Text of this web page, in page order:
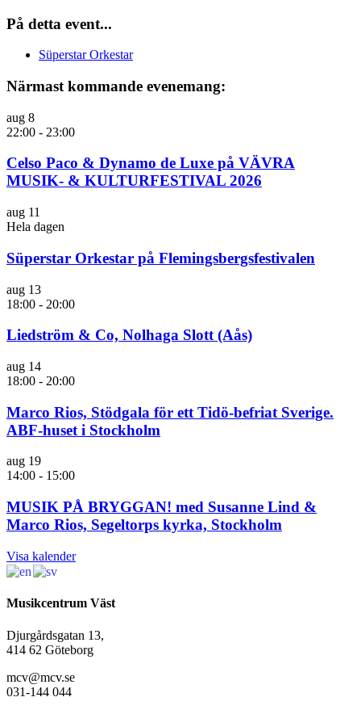
På detta event...
Süperstar Orkestar
Närmast kommande evenemang:
aug 8
22:00 - 23:00
Celso Paco & Dynamo de Luxe på VÄVRA
MUSIK- & KULTURFESTIVAL 2026
aug 11
Hela dagen
Süperstar Orkestar på Flemingsbergsfestivalen
aug 13
18:00 - 20:00
Liedström & Co, Nolhaga Slott (Aås)
aug 14
18:00 - 20:00
Marco Rios, Stödgala för ett Tidö-befriat Sverige.
ABF-huset i Stockholm
aug 19
14:00 - 15:00
MUSIK PÅ BRYGGAN! med Susanne Lind &
Marco Rios, Segeltorps kyrka, Stockholm
Visa kalender
Musikcentrum Väst
Djurgårdsgatan 13,
414 62 Göteborg
mcv@mcv.se
031-144 044